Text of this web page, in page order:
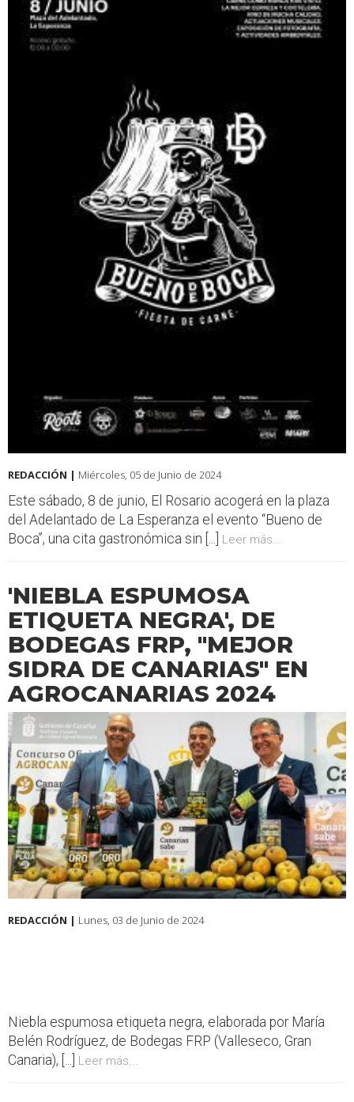
REDACCIÓN | Miércoles, 05 de Junio de 2024
Este sábado, 8 de junio, El Rosario acogerá en la plaza
del Adelantado de La Esperanza el evento “Bueno de
Boca”, una cita gastronómica sin [...]
Leer más...
'NIEBLA ESPUMOSA
ETIQUETA NEGRA', DE
BODEGAS FRP, "MEJOR
SIDRA DE CANARIAS" EN
AGROCANARIAS 2024
REDACCIÓN | Lunes, 03 de Junio de 2024
Niebla espumosa etiqueta negra, elaborada por María
Belén Rodríguez, de Bodegas FRP (Valleseco, Gran
Canaria), [...]
Leer más...